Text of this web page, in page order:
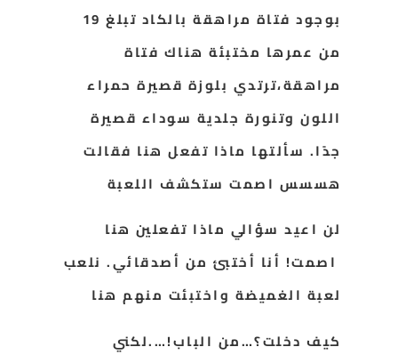
بوجود فتاة مراهقة بالكاد تبلغ 19
من عمرها مختبئة هناك فتاة
مراهقة،ترتدي بلوزة قصيرة حمراء
اللون وتنورة جلدية سوداء قصيرة
جدًا. سألتها ماذا تفعل هنا فقالت
هسسس اصمت ستكشف اللعبة
لن اعيد سؤالي ماذا تفعلين هنا
اصمت! أنا أختبئ من أصدقائي. نلعب
لعبة الغميضة واختبئت منهم هنا
كيف دخلت؟…من الباب!….لكني